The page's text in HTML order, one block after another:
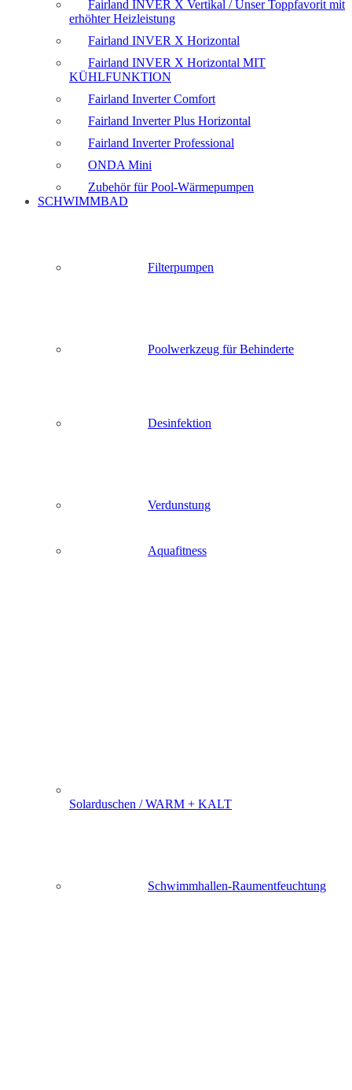
Fairland INVER X Vertikal / Unser Toppfavorit mit
erhöhter Heizleistung
Fairland INVER X Horizontal
Fairland INVER X Horizontal MIT
KÜHLFUNKTION
Fairland Inverter Comfort
Fairland Inverter Plus Horizontal
Fairland Inverter Professional
ONDA Mini
Zubehör für Pool-Wärmepumpen
SCHWIMMBAD
Filterpumpen
Poolwerkzeug für Behinderte
Desinfektion
Verdunstung
Aquafitness
Solarduschen / WARM + KALT
Schwimmhallen-Raumentfeuchtung